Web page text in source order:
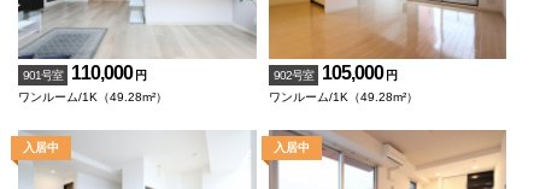
901号室 110,000 円
ワンルーム/1K（49.28m²）
902号室 105,000 円
ワンルーム/1K（49.28m²）